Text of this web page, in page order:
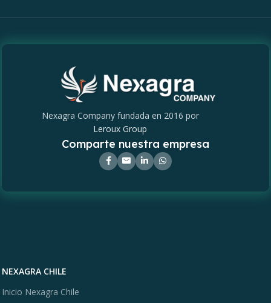
Nexagra Company fundada en 2016 por
Leroux Group
Comparte nuestra empresa
NEXAGRA CHILE
Inicio Nexagra Chile